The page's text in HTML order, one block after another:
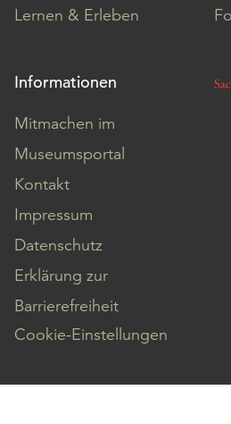
Lernen & Erleben
Informationen
Mitmachen im
Museumsportal
Kontakt
Impressum
Datenschutz
Erklärung zur
Barrierefreiheit
Cookie-Einstellungen